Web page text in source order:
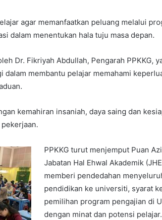
agar memanfaatkan peluang melalui
dalam menentukan hala tuju masa depan.
Dr. Fikriyah Abdullah, Pengarah PPKKG,
dalam membantu pelajar memahami
kemahiran insaniah, daya saing dan
PPKKG turut menjemput Puan
Jabatan Hal Ehwal Akademik
memberi pendedahan
pendidikan ke universiti, syarat
pemilihan program pengajian di
dengan minat dan potensi pelajar.